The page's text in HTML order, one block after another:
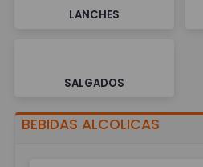
LANCHES
SALGADOS
BEBIDAS ALCOLICAS